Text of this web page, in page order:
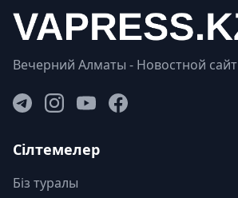
Вечерний Алматы - Новостной сайт
Сілтемелер
Біз туралы